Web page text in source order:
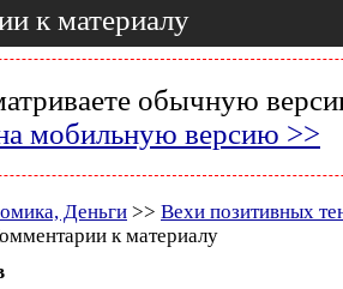
к материалу
обычную
мобильную версию >>
Деньги >> Вехи позитивных
к материалу